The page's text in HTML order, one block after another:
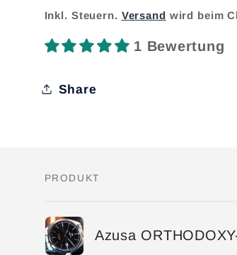
Preis
Inkl. Steuern. Versand wird beim
1 Bewertung
Share
Warenkorb
PRODUKT
Azusa